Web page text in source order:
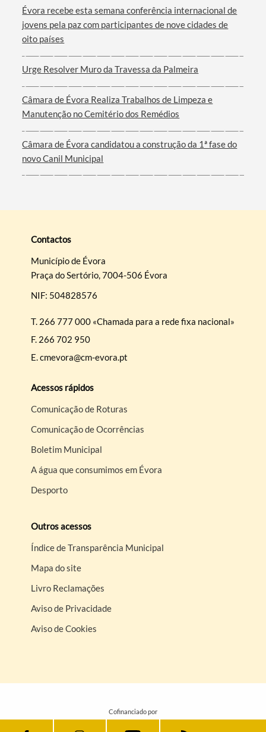
Évora recebe esta semana conferência internacional de
jovens pela paz com participantes de nove cidades de
oito países
Urge Resolver Muro da Travessa da Palmeira
Câmara de Évora Realiza Trabalhos de Limpeza e
Manutenção no Cemitério dos Remédios
Câmara de Évora candidatou a construção da 1ª fase do
novo Canil Municipal
Contactos
Município de Évora
Praça do Sertório, 7004-506 Évora
NIF: 504828576
T. 266 777 000 «Chamada para a rede fixa nacional»
F. 266 702 950
E.cmevora@cm-evora.pt
Acessos rápidos
Comunicação de Roturas
Comunicação de Ocorrências
Boletim Municipal
A água que consumimos em Évora
Desporto
Outros acessos
Índice de Transparência Municipal
Mapa do site
Livro Reclamações
Aviso de Privacidade
Aviso de Cookies
Cofinanciado por